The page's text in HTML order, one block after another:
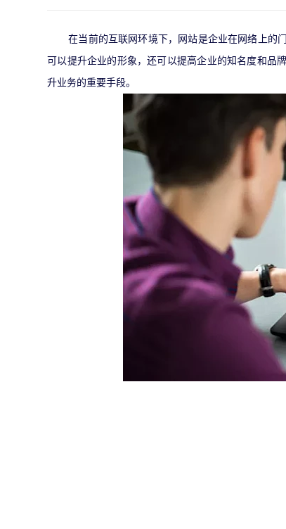
在当前的互联网环境下，网站是企业在网络上的
可以提升企业的形象，还可以提高企业的知名度和品
升业务的重要手段。